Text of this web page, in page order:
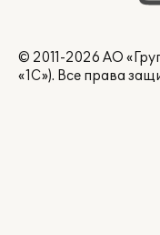
© 2011-2026 АО
«1С»). Все права